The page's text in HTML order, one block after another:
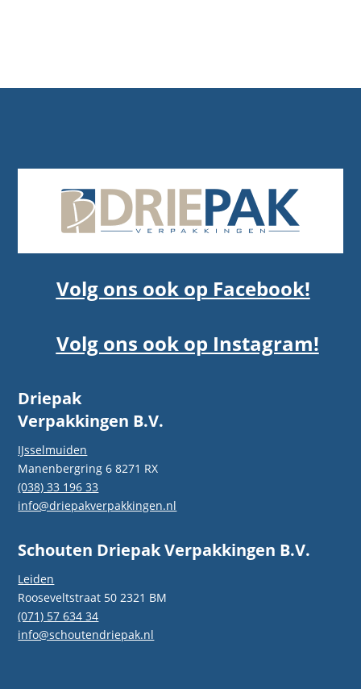
Volg ons ook op Facebook!
Volg ons ook op Instagram!
Driepak
Verpakkingen B.V.
IJsselmuiden
Manenbergring 6 8271 RX
(038) 33 196 33
info@driepakverpakkingen.nl
Schouten Driepak Verpakkingen B.V.
Leiden
Rooseveltstraat 50 2321 BM
(071) 57 634 34
info@schoutendriepak.nl